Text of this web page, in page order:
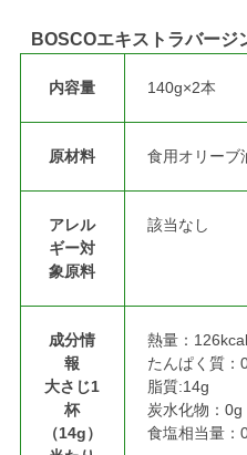
BOSCOエキストラバージ
内容量 140g×2本
原材料 食用オリーブ
アレル
ギー対
象原料
該当なし
成分情
報
大さじ1
杯
（14g）
熱量：126kcal
たんぱく質：
脂質:14g
炭水化物：0g
食塩相当量：